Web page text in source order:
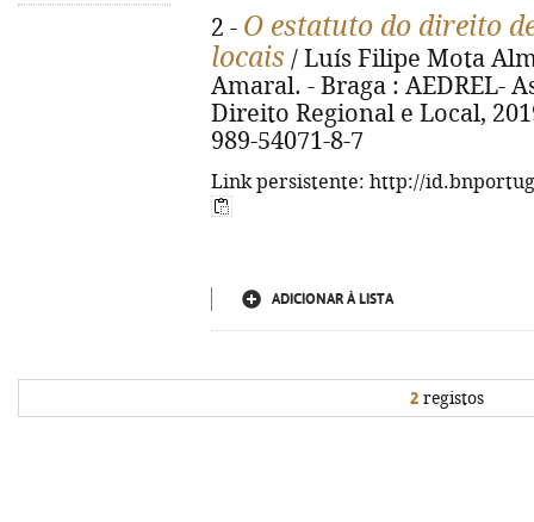
2 - O estatuto do direito
locais / Luís Filipe Mota
Amaral. - Braga : AEDREL-
Direito Regional e Local,
989-54071-8-7
Link persistente: http://
ADICIONAR À LISTA
2 registos